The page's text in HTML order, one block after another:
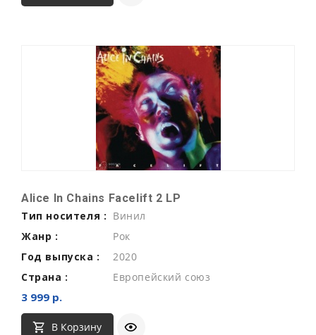
Alice In Chains Facelift 2 LP
Тип носителя : Винил
Жанр :
Рок
Год выпуска :
2020
Страна :
Европейский союз
3 999 р.
В Корзину